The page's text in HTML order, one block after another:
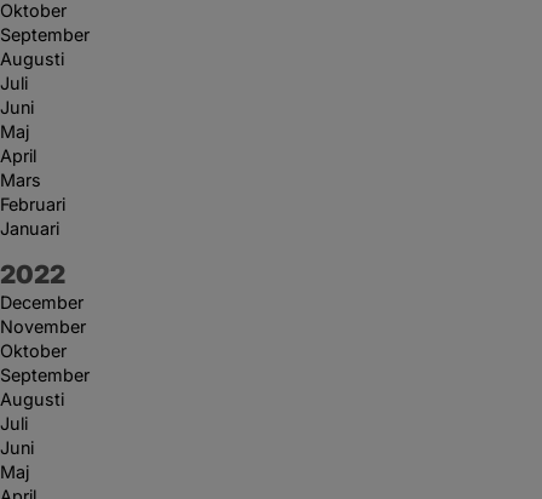
Oktober
September
Augusti
Juli
Juni
Maj
April
Mars
Februari
Januari
År:
2022
December
November
Oktober
September
Augusti
Juli
Juni
Maj